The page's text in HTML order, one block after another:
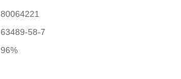
收藏产品
80064221
63489-58-7
96%